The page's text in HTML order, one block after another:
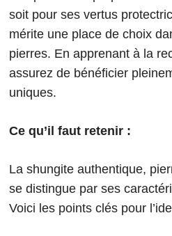
soit pour ses vertus
mérite une place de choix
pierres. En apprenant à la
assurez de bénéficier
uniques.
Ce qu’il faut retenir :
La shungite authentique,
se distingue par ses
Voici les points clés pour